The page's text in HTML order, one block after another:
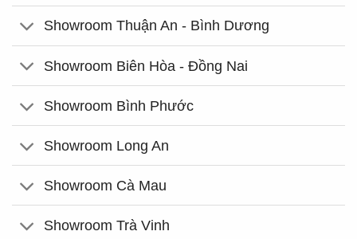
Showroom Thuận An - Bình Dương
Showroom Biên Hòa - Đồng Nai
Showroom Bình Phước
Showroom Long An
Showroom Cà Mau
Showroom Trà Vinh